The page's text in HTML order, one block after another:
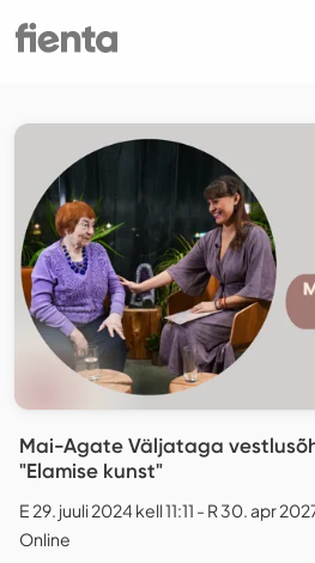
Mai-Agate Väljataga
"Elamise kunst"
E 29. juuli 2024 kell 11:11 - R 30. apr
Online